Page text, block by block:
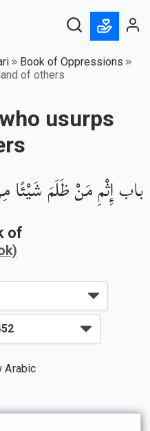
Book of Oppressions
of others
usurps
باب إِثْمِ مَنْ ظَلَمَ شَيْئًا
of
Arabic